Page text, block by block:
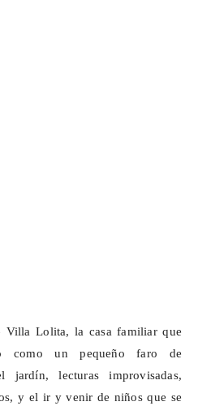
Villa Lolita, la casa familiar que
como un pequeño faro de
jardín, lecturas improvisadas,
y el ir y venir de niños que se